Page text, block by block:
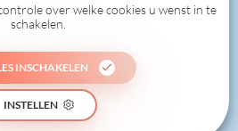
0
GEDAAN
over welke cookies u wenst in te
schakelen.
INSCHAKELEN
INSTELLEN